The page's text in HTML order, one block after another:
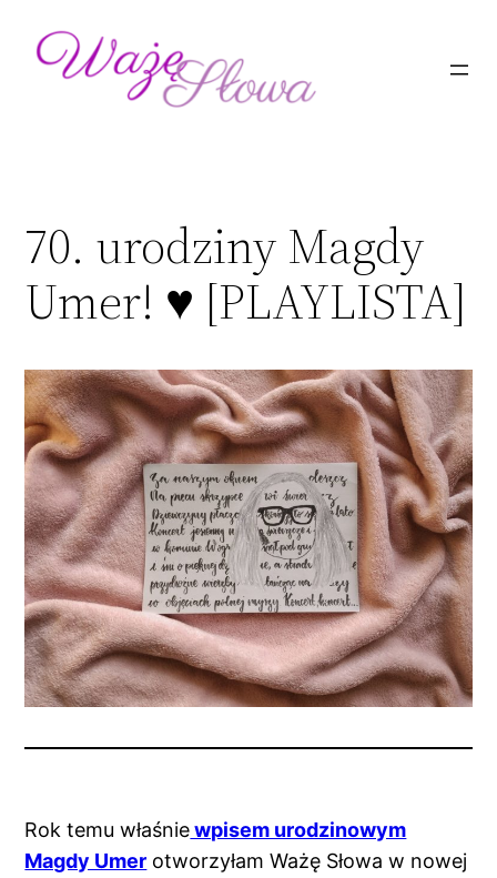
70. urodziny Magdy
Umer! ♥ [PLAYLISTA]
Rok temu właśniewpisem urodzinowym
Magdy Umer otworzyłam Ważę Słowa w nowej